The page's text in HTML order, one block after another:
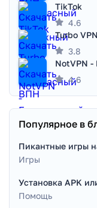
TikTok
4.6
3.8
4.6
Популярное в
Пикантные игры
Игры
Установка APK
Помощь